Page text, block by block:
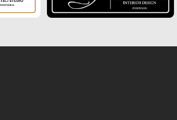
Villa Bali
Multifungsi